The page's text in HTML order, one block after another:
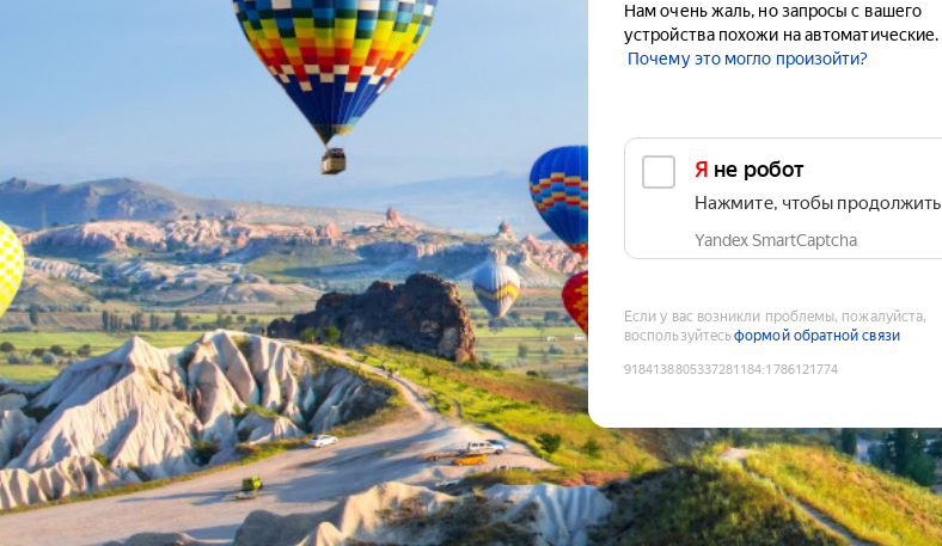
Нам очень жаль, но запросы с вашего
устройства похожи на автоматические.
Почему это могло произойти?
Я не робот
Нажмите, чтобы продолжить
Yandex SmartCaptcha
Если у вас возникли проблемы, пожалуйста,
воспользуйтесьформой обратной связи
9184138805337281184:1786121774